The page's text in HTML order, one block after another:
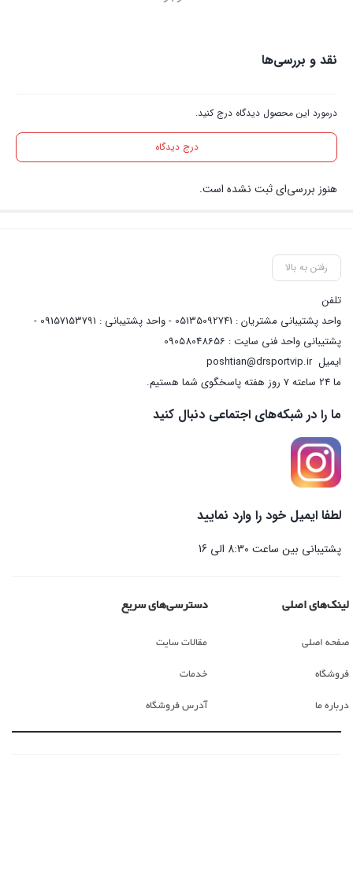
نقد و بررسی‌ها
درمورد این محصول دیدگاه درج کنید.
درج دیدگاه
هنوز بررسی‌ای ثبت نشده است.
رفتن به بالا
تلفن
واحد پشتیبانی مشتریان : 05135092741 - واحد پشتیبانی : 09157153791 -
پشتیبانی واحد فنی سایت : 09058048656
ایمیلposhtian@drsportvip.ir
ما 24 ساعته 7 روز هفته پاسخگوی شما هستیم.
ما را در شبکه‌های اجتماعی دنبال کنید
لطفا ایمیل خود را وارد نمایید
پشتیبانی بین ساعت 8:30 الی 16
لینک‌های اصلی
صفحه اصلی
فروشگاه
درباره ما
دسترسی‌های سریع
مقالات سایت
خدمات
آدرس فروشگاه